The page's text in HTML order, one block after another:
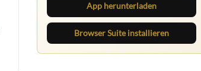
App herunterladen
Browser Suite installieren